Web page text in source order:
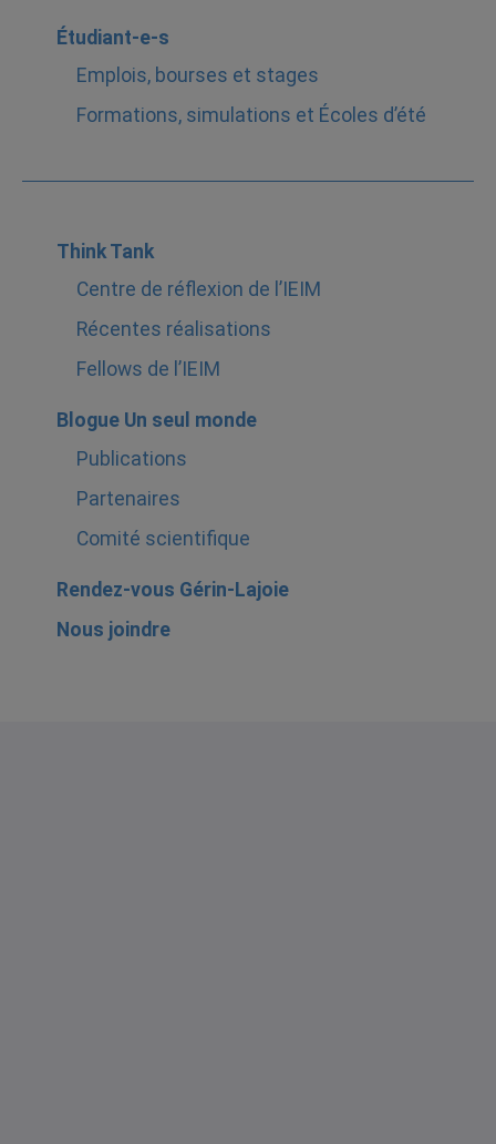
Étudiant-e-s
Emplois, bourses et stages
Formations, simulations et Écoles d’été
Think Tank
Centre de réflexion de l’IEIM
Récentes réalisations
Fellows de l’IEIM
Blogue Un seul monde
Publications
Partenaires
Comité scientifique
Rendez-vous Gérin-Lajoie
Nous joindre